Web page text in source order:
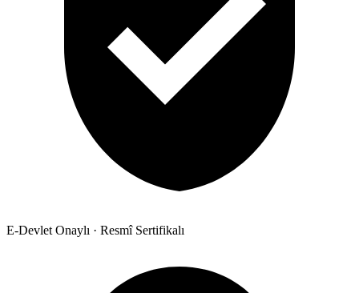
E-Devlet Onaylı · Resmî Sertifikalı